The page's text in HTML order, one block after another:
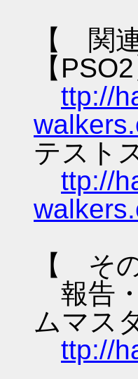
【 関
【
ttp://
テスト
ttp://
【 そ
報告
ムマス
ttp://